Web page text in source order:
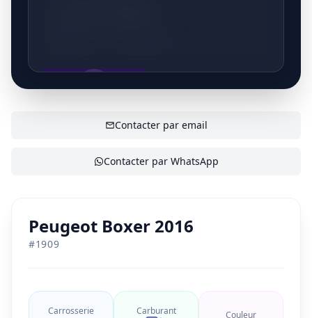
Aan&Verkoop auto... Particulieren en bedrijven
Contacter par email
Contacter par WhatsApp
Peugeot Boxer 2016
#1909
Carrosserie Carburant Couleur